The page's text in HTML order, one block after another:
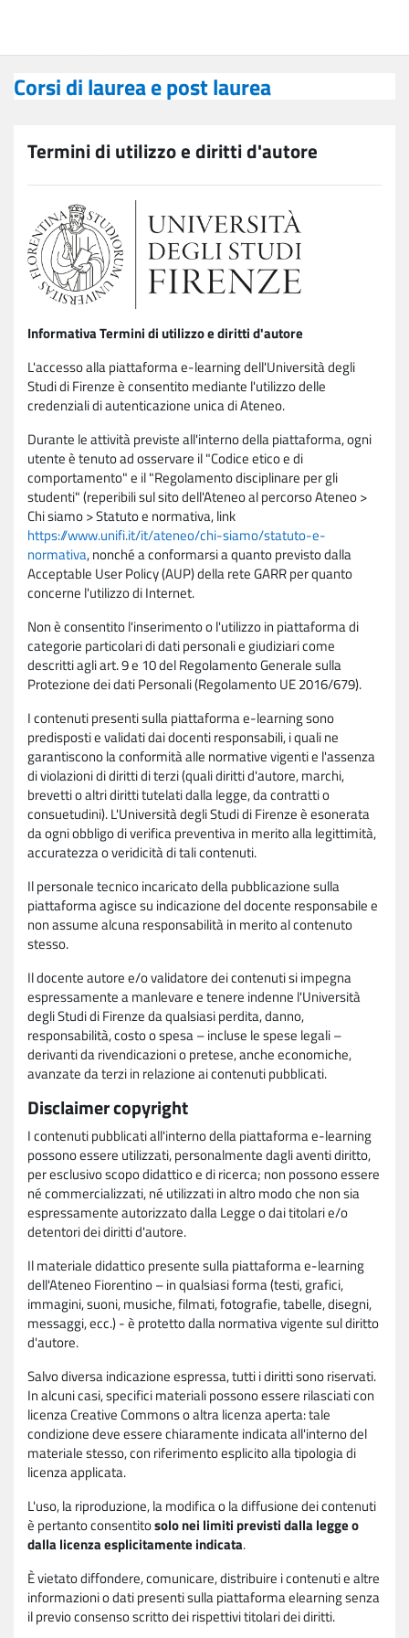
Corsi di laurea e post laurea
Termini di utilizzo e diritti d'autore
Informativa Termini di utilizzo e diritti d'autore
L'accesso alla piattaforma e-learning dell'Università degli
Studi di Firenze è consentito mediante l'utilizzo delle
credenziali di autenticazione unica di Ateneo.
Durante le attività previste all'interno della piattaforma, ogni
utente è tenuto ad osservare il "Codice etico e di
comportamento" e il "Regolamento disciplinare per gli
studenti" (reperibili sul sito dell'Ateneo al percorso Ateneo >
Chi siamo > Statuto e normativa, link
https://www.unifi.it/it/ateneo/chi-siamo/statuto-e-
normativa, nonché a conformarsi a quanto previsto dalla
Acceptable User Policy (AUP) della rete GARR per quanto
concerne l'utilizzo di Internet.
Non è consentito l'inserimento o l'utilizzo in piattaforma di
categorie particolari di dati personali e giudiziari come
descritti agli art. 9 e 10 del Regolamento Generale sulla
Protezione dei dati Personali (Regolamento UE 2016/679).
I contenuti presenti sulla piattaforma e-learning sono
predisposti e validati dai docenti responsabili, i quali ne
garantiscono la conformità alle normative vigenti e l'assenza
di violazioni di diritti di terzi (quali diritti d'autore, marchi,
brevetti o altri diritti tutelati dalla legge, da contratti o
consuetudini). L'Università degli Studi di Firenze è esonerata
da ogni obbligo di verifica preventiva in merito alla legittimità,
accuratezza o veridicità di tali contenuti.
Il personale tecnico incaricato della pubblicazione sulla
piattaforma agisce su indicazione del docente responsabile e
non assume alcuna responsabilità in merito al contenuto
stesso.
Il docente autore e/o validatore dei contenuti si impegna
espressamente a manlevare e tenere indenne l'Università
degli Studi di Firenze da qualsiasi perdita, danno,
responsabilità, costo o spesa – incluse le spese legali –
derivanti da rivendicazioni o pretese, anche economiche,
avanzate da terzi in relazione ai contenuti pubblicati.
Disclaimer copyright
I contenuti pubblicati all'interno della piattaforma e-learning
possono essere utilizzati, personalmente dagli aventi diritto,
per esclusivo scopo didattico e di ricerca; non possono essere
né commercializzati, né utilizzati in altro modo che non sia
espressamente autorizzato dalla Legge o dai titolari e/o
detentori dei diritti d'autore.
Il materiale didattico presente sulla piattaforma e-learning
dell'Ateneo Fiorentino – in qualsiasi forma (testi, grafici,
immagini, suoni, musiche, filmati, fotografie, tabelle, disegni,
messaggi, ecc.) - è protetto dalla normativa vigente sul diritto
d'autore.
Salvo diversa indicazione espressa, tutti i diritti sono riservati.
In alcuni casi, specifici materiali possono essere rilasciati con
licenza Creative Commons o altra licenza aperta: tale
condizione deve essere chiaramente indicata all'interno del
materiale stesso, con riferimento esplicito alla tipologia di
licenza applicata.
L'uso, la riproduzione, la modifica o la diffusione dei contenuti
è pertanto consentitosolo nei limiti previsti dalla legge o
dalla licenza esplicitamente indicata.
È vietato diffondere, comunicare, distribuire i contenuti e altre
informazioni o dati presenti sulla piattaforma elearning senza
il previo consenso scritto dei rispettivi titolari dei diritti.